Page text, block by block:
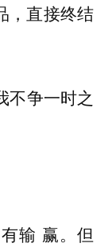
，直接终结
不争一时之
输 赢。但